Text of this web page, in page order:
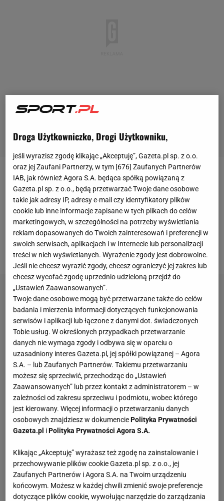
- Pinerolo zamyka rynek transferowy z przytupem.
Pozyskuje PolkęMartynę Grajber- tak artykuł o
transferze Polki tytułuje włoski tygodnik "Eco del
Chisone". - Grajber jest najnowszym i bardzo
ważnym zakupem, który zamyka żywiołowy okres
transferowy Pinerolo - dodają włoscy dziennikarze.
Droga Użytkowniczko, Drogi Użytkowniku,
jeśli wyrazisz zgodę klikając „Akceptuję”, Gazeta.pl sp. z o.o.
oraz jej Zaufani Partnerzy, w tym [676] Zaufanych Partnerów
IAB, jak również Agora S.A. będąca spółką powiązaną z
Gazeta.pl sp. z o.o., będą przetwarzać Twoje dane osobowe
takie jak adresy IP, adresy e-mail czy identyfikatory plików
cookie lub inne informacje zapisane w tych plikach do celów
marketingowych, w szczególności na potrzeby wyświetlania
reklam dopasowanych do Twoich zainteresowań i preferencji w
swoich serwisach, aplikacjach i w Internecie lub personalizacji
treści w nich wyświetlanych. Wyrażenie zgody jest dobrowolne.
Jeśli nie chcesz wyrazić zgody, chcesz ograniczyć jej zakres lub
chcesz wycofać zgodę uprzednio udzieloną przejdź do
„Ustawień Zaawansowanych”.
Twoje dane osobowe mogą być przetwarzane także do celów
badania i mierzenia informacji dotyczących funkcjonowania
serwisów i aplikacji lub łączone z danymi dot. świadczonych
Tobie usług. W określonych przypadkach przetwarzanie
danych nie wymaga zgody i odbywa się w oparciu o
uzasadniony interes Gazeta.pl, jej spółki powiązanej – Agora
S.A. – lub Zaufanych Partnerów. Takiemu przetwarzaniu
możesz się sprzeciwić, przechodząc do „Ustawień
Zaawansowanych” lub przez kontakt z administratorem – w
zależności od zakresu sprzeciwu i podmiotu, wobec którego
jest kierowany. Więcej informacji o przetwarzaniu danych
osobowych znajdziesz w dokumenciePolityka Prywatności
Gazeta.pl iPolityka Prywatności Agora S.A.
Klikając „Akceptuję” wyrażasz też zgodę na zainstalowanie i
przechowywanie plików cookie Gazeta.pl sp. z o.o., jej
Zaufanych Partnerów i Agora S.A. na Twoim urządzeniu
końcowym. Możesz w każdej chwili zmienić swoje preferencje
dotyczące plików cookie, wywołując narzędzie do zarządzania